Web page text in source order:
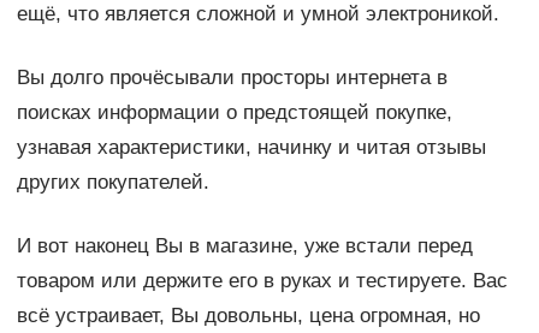
ещё, что является сложной и умной электроникой.
Вы долго прочёсывали просторы интернета в
поисках информации о предстоящей покупке,
узнавая характеристики, начинку и читая отзывы
других покупателей.
И вот наконец Вы в магазине, уже встали перед
товаром или держите его в руках и тестируете. Вас
всё устраивает, Вы довольны, цена огромная, но